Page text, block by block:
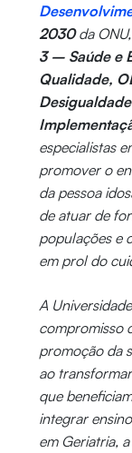
2030da
3 – Saúde e
Qualidade,
especialistas
promover o
da pessoa
de atuar de
populações e
em prol do
A
compromisso
promoção da
ao
que
integrar
em Geriatria,